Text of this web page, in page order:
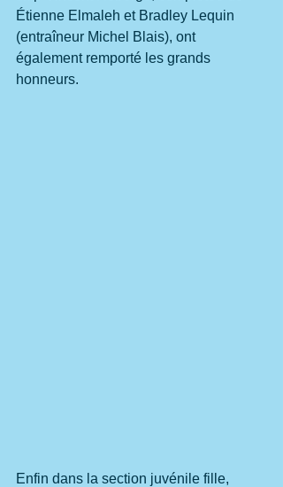
Étienne Elmaleh et Bradley Lequin
(entraîneur Michel Blais), ont
également remporté les grands
honneurs.
Enfin dans la section juvénile fille,